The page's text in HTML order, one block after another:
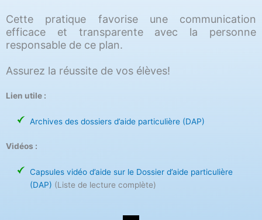
Cette pratique favorise une communication
efficace et transparente avec la personne
responsable de ce plan.
Assurez la réussite de vos élèves!
Lien utile :
Archives des dossiers d’aide particulière (DAP)
Vidéos :
Capsules vidéo d’aide sur le Dossier d’aide particulière
(DAP) (Liste de lecture complète)